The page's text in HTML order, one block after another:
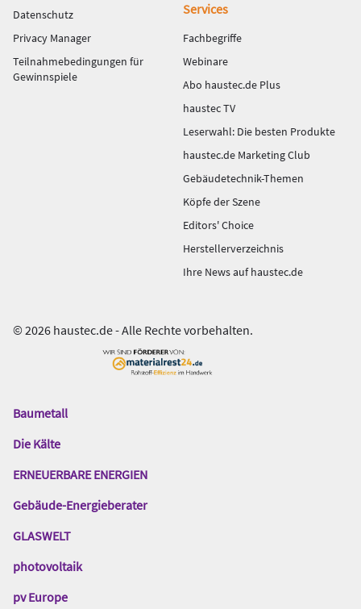
Datenschutz
Privacy Manager
Teilnahmebedingungen für
Gewinnspiele
Services
Fachbegriffe
Webinare
Abo haustec.de Plus
haustec TV
Leserwahl: Die besten Produkte
haustec.de Marketing Club
Gebäudetechnik-Themen
Köpfe der Szene
Editors' Choice
Herstellerverzeichnis
Ihre News auf haustec.de
© 2026 haustec.de - Alle Rechte vorbehalten.
Das
Gentner
Baumetall
Die Kälte
ERNEUERBARE ENERGIEN
Gebäude-Energieberater
GLASWELT
photovoltaik
pv Europe